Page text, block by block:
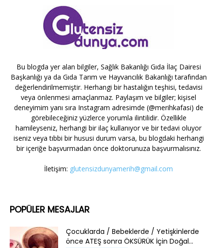
Bu blogda yer alan bilgiler, Sağlık Bakanlığı Gıda İlaç Dairesi
Başkanlığı ya da Gıda Tarım ve Hayvancılık Bakanlığı tarafından
değerlendirilmemiştir. Herhangi bir hastalığın teşhisi, tedavisi
veya önlenmesi amaçlanmaz. Paylaşım ve bilgiler; kişisel
deneyimim yanı sıra Instagram adresimde (@merihkafasi) de
görebileceğiniz yüzlerce yorumla ilintilidir. Özellikle
hamileyseniz, herhangi bir ilaç kullanıyor ve bir tedavi oluyor
iseniz veya tıbbi bir hususi durum varsa, bu blogdaki herhangi
bir içeriğe başvurmadan önce doktorunuza başvurmalısınız.
İletişim: glutensizdunyamerih@gmail.com
POPÜLER MESAJLAR
Çocuklarda / Bebeklerde / Yetişkinlerde
önce ATEŞ sonra ÖKSÜRÜK İçin Doğal...